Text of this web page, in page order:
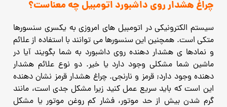
چراغ هشدار روی داشبورد اتومبیل چه معناست؟
سیستم الکترونیکی در اتومبیل های امروزی به یکسری سنسورها
متکی است. همچنین این سنسورها می توانند با استفاده از علائم
و نمادها ی هشدار دهنده روی داشبورد به شما بگویند آیا در
ماشین شما مشکلی وجود دارد یا خیر. دو نوع علائم هشدار
دهنده وجود دارد; قرمز و نارنجی. چراغ هشدار قرمز نشان دهنده
این است که باید سریع عمل کنید زیرا مشکل جدی است، مانند
گرم شدن بیش از حد موتور، فشار کم روغن موتور یا مشکل